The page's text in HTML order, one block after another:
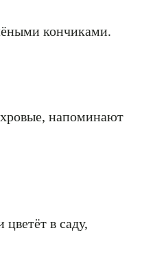
кончиками.
напоминают
в саду,